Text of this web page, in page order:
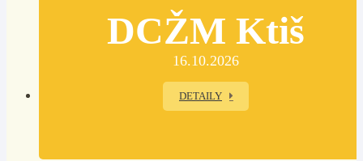
DCŽM Ktiš
16.10.2026
DETAILY